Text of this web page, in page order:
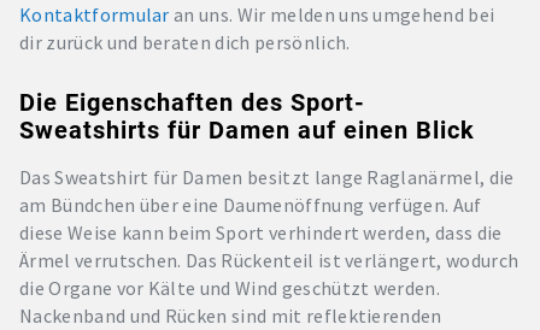
Kontaktformularan uns. Wir melden uns umgehend bei
dir zurück und beraten dich persönlich.
Die Eigenschaften des Sport-
Sweatshirts für Damen auf einen Blick
Das Sweatshirt für Damen besitzt lange Raglanärmel, die
am Bündchen über eine Daumenöffnung verfügen. Auf
diese Weise kann beim Sport verhindert werden, dass die
Ärmel verrutschen. Das Rückenteil ist verlängert, wodurch
die Organe vor Kälte und Wind geschützt werden.
Nackenband und Rücken sind mit reflektierenden